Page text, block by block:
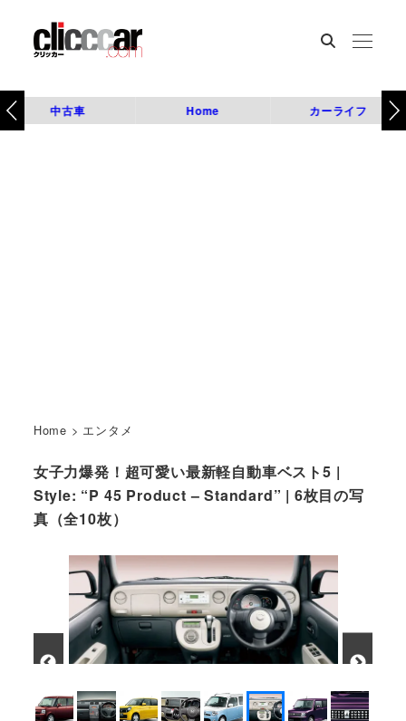
中古車 Home カーライフ
Home > エンタメ
女子力爆発！超可愛い最新軽自動車ベスト5 |
Style: “P 45 Product – Standard” | 6枚目の写
真（全10枚）